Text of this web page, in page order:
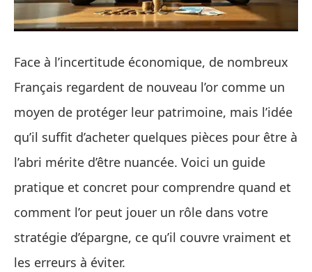
Face à l’incertitude économique, de nombreux
Français regardent de nouveau l’or comme un
moyen de protéger leur patrimoine, mais l’idée
qu’il suffit d’acheter quelques pièces pour être à
l’abri mérite d’être nuancée. Voici un guide
pratique et concret pour comprendre quand et
comment l’or peut jouer un rôle dans votre
stratégie d’épargne, ce qu’il couvre vraiment et
les erreurs à éviter.